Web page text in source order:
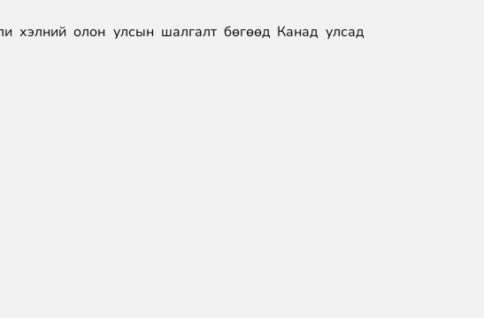
хэлний олон улсын шалгалт бөгөөд Канад улсад